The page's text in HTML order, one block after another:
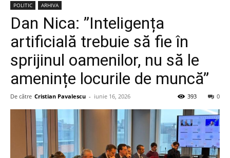
POLITIC ARHIVA
Dan Nica: ”Inteligența
artificială trebuie să fie în
sprijinul oamenilor, nu să le
amenințe locurile de muncă”
De către Cristian Pavalescu - iunie 16, 2026 0
393